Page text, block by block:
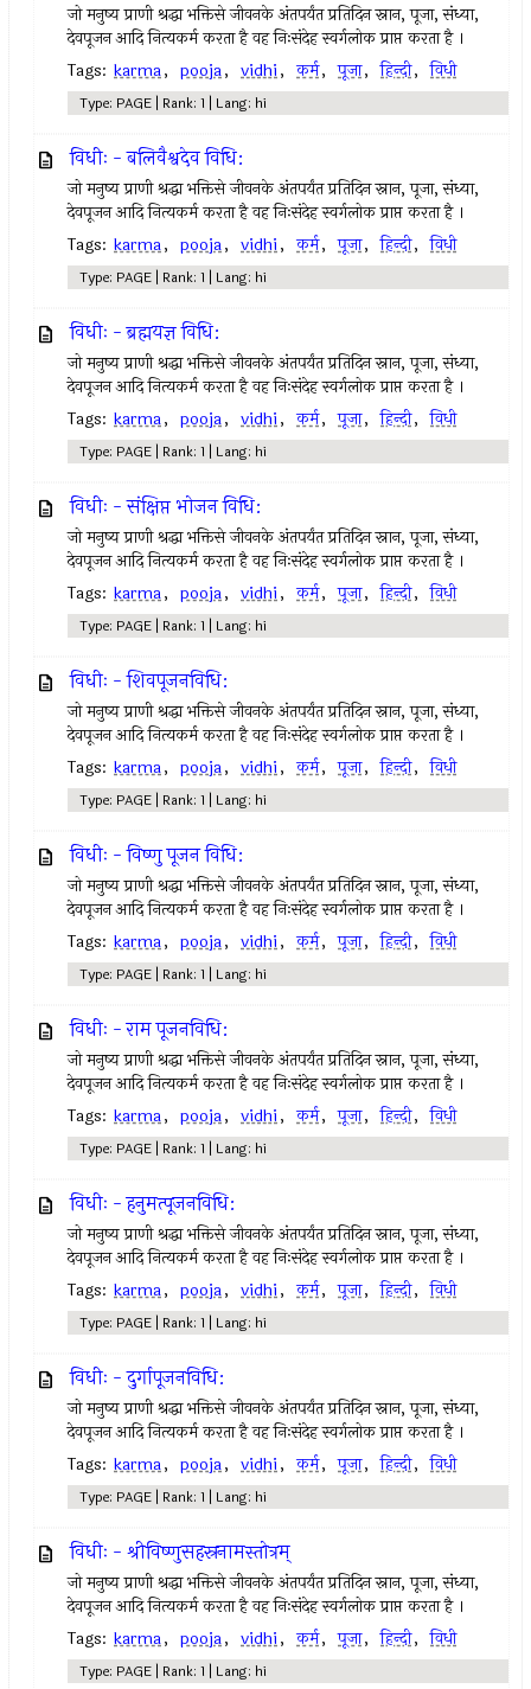
जो मनुष्य प्राणी श्रद्धा भक्तिसे जीवनके अंतपर्यंत प्रतिदिन स्नान, पूजा, संध्या,
देवपूजन आदि नित्यकर्म करता है वह निःसंदेह स्वर्गलोक प्राप्त करता है ।
Tags: karma, pooja, vidhi, कर्म, पूजा, हिन्दी, विधी
Type: PAGE | Rank: 1 | Lang: hi
विधीः - बलिवैश्वदेव विधि:
जो मनुष्य प्राणी श्रद्धा भक्तिसे जीवनके अंतपर्यंत प्रतिदिन स्नान, पूजा, संध्या,
देवपूजन आदि नित्यकर्म करता है वह निःसंदेह स्वर्गलोक प्राप्त करता है ।
Tags: karma, pooja, vidhi, कर्म, पूजा, हिन्दी, विधी
Type: PAGE | Rank: 1 | Lang: hi
विधीः - ब्रह्मयज्ञ विधि:
जो मनुष्य प्राणी श्रद्धा भक्तिसे जीवनके अंतपर्यंत प्रतिदिन स्नान, पूजा, संध्या,
देवपूजन आदि नित्यकर्म करता है वह निःसंदेह स्वर्गलोक प्राप्त करता है ।
Tags: karma, pooja, vidhi, कर्म, पूजा, हिन्दी, विधी
Type: PAGE | Rank: 1 | Lang: hi
विधीः - संक्षिप्त भोजन विधि:
जो मनुष्य प्राणी श्रद्धा भक्तिसे जीवनके अंतपर्यंत प्रतिदिन स्नान, पूजा, संध्या,
देवपूजन आदि नित्यकर्म करता है वह निःसंदेह स्वर्गलोक प्राप्त करता है ।
Tags: karma, pooja, vidhi, कर्म, पूजा, हिन्दी, विधी
Type: PAGE | Rank: 1 | Lang: hi
विधीः - शिवपूजनविधि:
जो मनुष्य प्राणी श्रद्धा भक्तिसे जीवनके अंतपर्यंत प्रतिदिन स्नान, पूजा, संध्या,
देवपूजन आदि नित्यकर्म करता है वह निःसंदेह स्वर्गलोक प्राप्त करता है ।
Tags: karma, pooja, vidhi, कर्म, पूजा, हिन्दी, विधी
Type: PAGE | Rank: 1 | Lang: hi
विधीः - विष्णु पूजन विधि:
जो मनुष्य प्राणी श्रद्धा भक्तिसे जीवनके अंतपर्यंत प्रतिदिन स्नान, पूजा, संध्या,
देवपूजन आदि नित्यकर्म करता है वह निःसंदेह स्वर्गलोक प्राप्त करता है ।
Tags: karma, pooja, vidhi, कर्म, पूजा, हिन्दी, विधी
Type: PAGE | Rank: 1 | Lang: hi
विधीः - राम पूजनविधि:
जो मनुष्य प्राणी श्रद्धा भक्तिसे जीवनके अंतपर्यंत प्रतिदिन स्नान, पूजा, संध्या,
देवपूजन आदि नित्यकर्म करता है वह निःसंदेह स्वर्गलोक प्राप्त करता है ।
Tags: karma, pooja, vidhi, कर्म, पूजा, हिन्दी, विधी
Type: PAGE | Rank: 1 | Lang: hi
विधीः - हनुमत्पूजनविधि:
जो मनुष्य प्राणी श्रद्धा भक्तिसे जीवनके अंतपर्यंत प्रतिदिन स्नान, पूजा, संध्या,
देवपूजन आदि नित्यकर्म करता है वह निःसंदेह स्वर्गलोक प्राप्त करता है ।
Tags: karma, pooja, vidhi, कर्म, पूजा, हिन्दी, विधी
Type: PAGE | Rank: 1 | Lang: hi
विधीः - दुर्गापूजनविधि:
जो मनुष्य प्राणी श्रद्धा भक्तिसे जीवनके अंतपर्यंत प्रतिदिन स्नान, पूजा, संध्या,
देवपूजन आदि नित्यकर्म करता है वह निःसंदेह स्वर्गलोक प्राप्त करता है ।
Tags: karma, pooja, vidhi, कर्म, पूजा, हिन्दी, विधी
Type: PAGE | Rank: 1 | Lang: hi
विधीः - श्रीविष्णुसहस्रनामस्तोत्रम्
जो मनुष्य प्राणी श्रद्धा भक्तिसे जीवनके अंतपर्यंत प्रतिदिन स्नान, पूजा, संध्या,
देवपूजन आदि नित्यकर्म करता है वह निःसंदेह स्वर्गलोक प्राप्त करता है ।
Tags: karma, pooja, vidhi, कर्म, पूजा, हिन्दी, विधी
Type: PAGE | Rank: 1 | Lang: hi